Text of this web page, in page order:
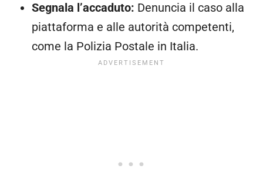
Segnala l’accaduto: Denuncia il caso alla
piattaforma e alle autorità competenti,
come la Polizia Postale in Italia.